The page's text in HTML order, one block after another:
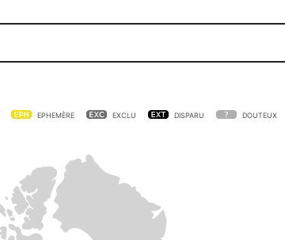
EPHEMÈRE EXCLU DISPARU DOUTEUX